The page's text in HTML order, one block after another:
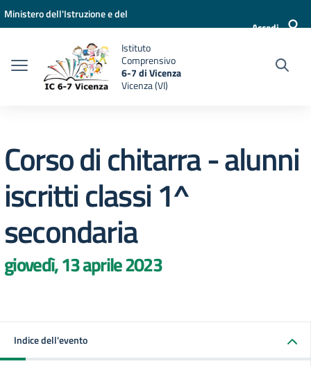
Vai ai contenuti
Vai al menu di navigazione
Vai al footer
Ministero dell'Istruzione e del
Accedi
Istituto
Comprensivo
6-7 di Vicenza
Vicenza (VI)
Corso di chitarra - alunni
iscritti classi 1^
secondaria
giovedì, 13 aprile 2023
Indice dell'evento